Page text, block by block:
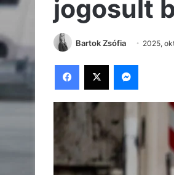
jogosult
Bartok Zsófia 2025,
Facebook
X